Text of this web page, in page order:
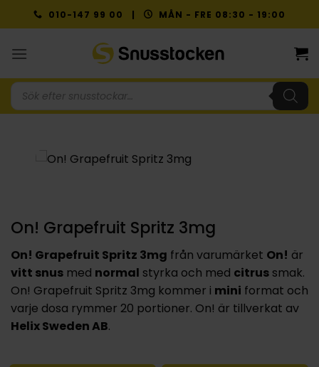
to
010-147 99 00 | MÅN - FRE 08:30 - 19:00
Produktsökning
On! Grapefruit Spritz 3mg
On! Grapefruit Spritz 3mg från varumärket On! är
vitt snus med normal styrka och med citrus smak.
On! Grapefruit Spritz 3mg kommer i mini format och
varje dosa rymmer 20 portioner. On! är tillverkat av
Helix Sweden AB.